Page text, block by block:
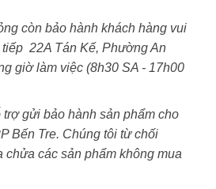
còn bảo hành khách hàng vui
22A Tán Kế, Phường An
giờ làm việc (8h30 SA - 17h00
trợ gửi bảo hành sản phẩm cho
Bến Tre. Chúng tôi từ chối
chửa các sản phẩm không mua